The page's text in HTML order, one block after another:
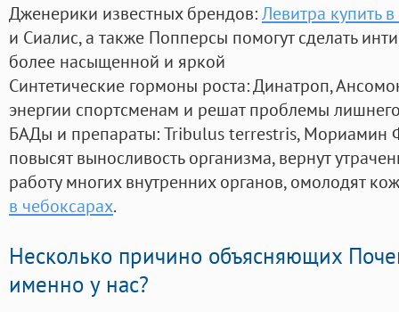
Дженерики известных брендов:Левитра купить
и Сиалис, а также Попперсы помогут сделать
более насыщенной и яркой
Синтетические гормоны роста: Динатроп,
энергии спортсменам и решат проблемы
БАДы и препараты:Tribulus terrestris, Мориамин
повысят выносливость организма, вернут
работу многих внутренних органов, омолодят
в чебоксарах.
Несколько причино объясняющих
именно у нас?